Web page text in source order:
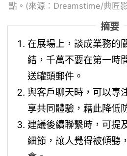
點。(來源：Dreamstime/典匠
摘要
在展場上，談成業務的
結，千萬不要在第一時
送罐頭郵件。
與客戶聊天時，可以專
享共同體驗，藉此降低
建議後續聯繫時，可提
細節，讓人覺得被傾聽